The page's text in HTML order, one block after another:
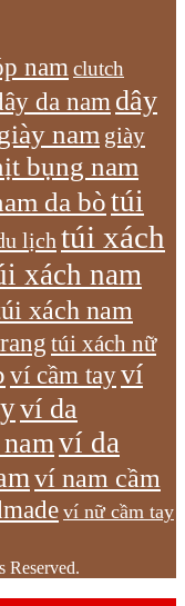
nam clutch
da nam dây
nam giày
bụng nam
da bòtúi
lịch túi xách
xách nam
xách nam
túi xách nữ
ví cầm tayví
ví da
ví da
ví nam cầm
ví nữ cầm tay